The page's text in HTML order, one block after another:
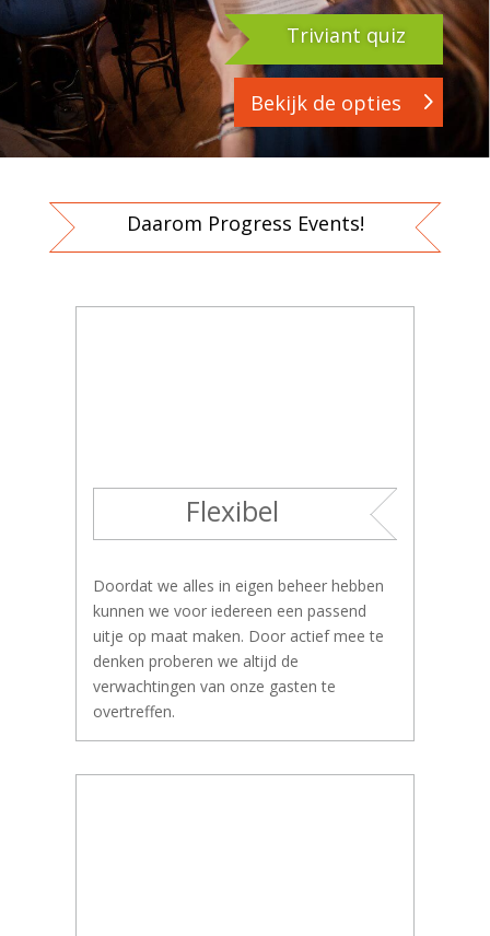
Triviant quiz
Bekijk de opties
Daarom Progress Events!
Flexibel
Doordat we alles in eigen beheer hebben
kunnen we voor iedereen een passend
uitje op maat maken. Door actief mee te
denken proberen we altijd de
verwachtingen van onze gasten te
overtreffen.